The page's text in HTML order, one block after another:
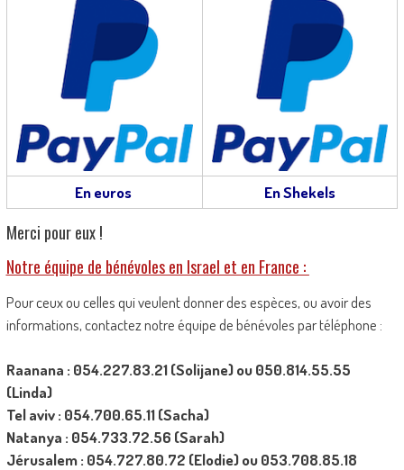
En euros En Shekels
Merci pour eux !
Notre équipe de bénévoles en Israel et en France :
Pour ceux ou celles qui veulent donner des espèces, ou avoir des
informations, contactez notre équipe de bénévoles par téléphone :
Raanana : 054.227.83.21 (Solijane) ou 050.814.55.55
(Linda)
Tel aviv : 054.700.65.11 (Sacha)
Natanya : 054.733.72.56 (Sarah)
Jérusalem : 054.727.80.72 (Elodie) ou 053.708.85.18